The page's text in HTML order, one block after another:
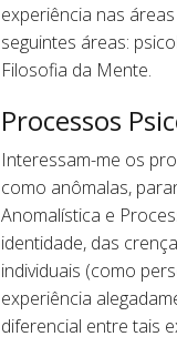
experiência nas
seguintes áreas:
Filosofia da Mente.
Processos
Interessam-me os
como anômalas,
Anomalística e
identidade, das
individuais (como
experiência
diferencial entre tais